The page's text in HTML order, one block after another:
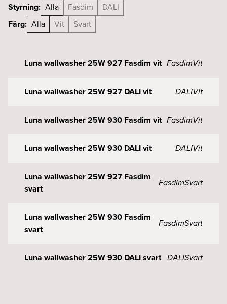
Styrning: Alla Fasdim
DALI
Färg: Alla Vit Svart
Luna wallwasher 25W 927 Fasdim vit FasdimVit
Luna wallwasher 25W 927 DALI vit DALIVit
Luna wallwasher 25W 930 Fasdim vit FasdimVit
Luna wallwasher 25W 930 DALI vit DALIVit
Luna wallwasher 25W 927 Fasdim
svart
FasdimSvart
Luna wallwasher 25W 930 Fasdim
svart
FasdimSvart
Luna wallwasher 25W 930 DALI svart DALISvart